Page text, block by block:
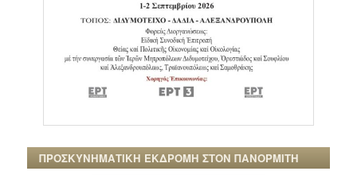
ΠΡΟΣΚΥΝΗΜΑΤΙΚΗ ΕΚΔΡΟΜΗ ΣΤΟΝ ΠΑΝΟΡΜΙΤΗ